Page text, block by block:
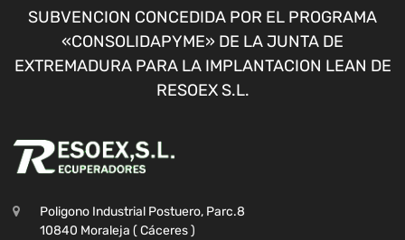
SUBVENCION CONCEDIDA POR EL PROGRAMA
«CONSOLIDAPYME» DE LA JUNTA DE
EXTREMADURA PARA LA IMPLANTACION LEAN DE
RESOEX S.L.
Poligono Industrial Postuero, Parc.8
10840 Moraleja ( Cáceres )